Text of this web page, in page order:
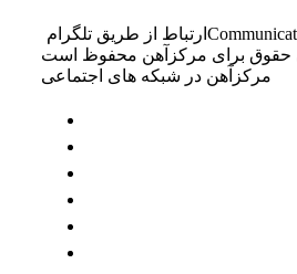
ارتباط از طریق تلگرام
حقوق برای مرکزآهن محفوظ است
مرکزآهن در شبکه های اجتماعی